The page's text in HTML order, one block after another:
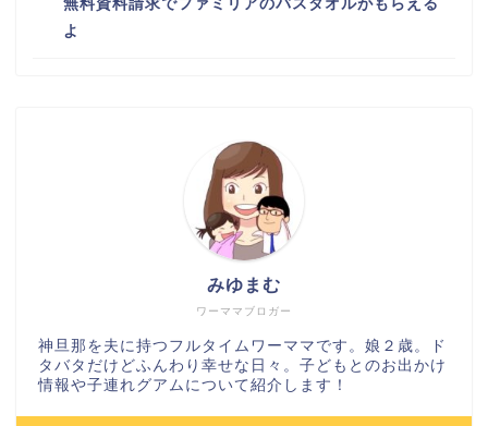
無料資料請求でファミリアのバスタオルがもらえる
よ
ワーママブロガー
みゆまむ
神旦那を夫に持つフルタイムワーママです。娘２歳。ド
タバタだけどふんわり幸せな日々。子どもとのお出かけ
情報や子連れグアムについて紹介します！